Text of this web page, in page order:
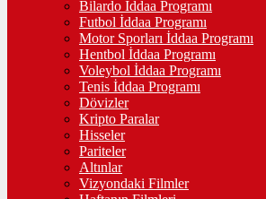
Bilardo İddaa Programı
Futbol İddaa Programı
Motor Sporları İddaa Programı
Hentbol İddaa Programı
Voleybol İddaa Programı
Tenis İddaa Programı
Dövizler
Kripto Paralar
Hisseler
Pariteler
Altınlar
Vizyondaki Filmler